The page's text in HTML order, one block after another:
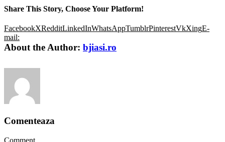
Share This Story, Choose Your Platform!
FacebookXRedditLinkedInWhatsAppTumblrPinterestVkXingE-
mail:
About the Author: bjiasi.ro
Comenteaza
Comment